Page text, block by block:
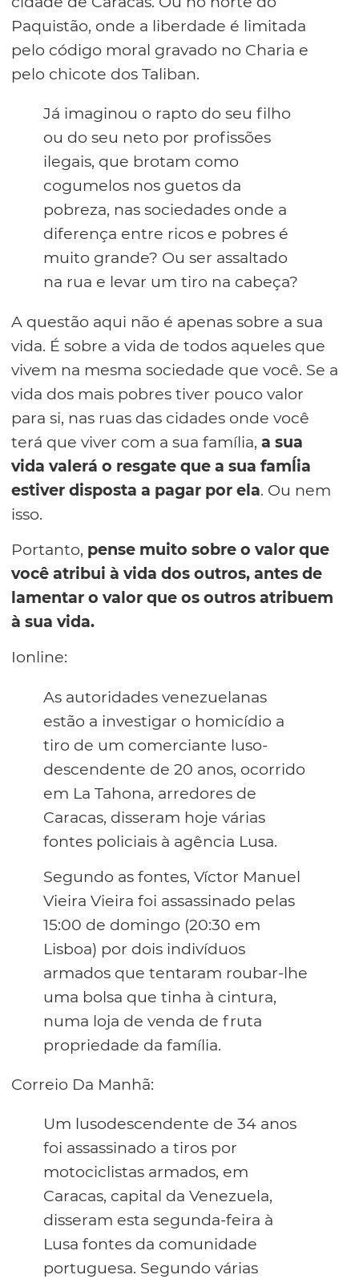
Paquistão, onde a liberdade é limitada
pelo código moral gravado no Charia e
pelo chicote dos Taliban.
Já imaginou o rapto do seu filho
ou do seu neto por profissões
ilegais, que brotam como
cogumelos nos guetos da
pobreza, nas sociedades onde a
diferença entre ricos e pobres é
muito grande? Ou ser assaltado
na rua e levar um tiro na cabeça?
A questão aqui não é apenas sobre a sua
vida. É sobre a vida de todos aqueles que
vivem na mesma sociedade que você. Se a
vida dos mais pobres tiver pouco valor
para si, nas ruas das cidades onde você
terá que viver com a sua família, a sua
vida valerá o resgate que a sua famĺia
estiver disposta a pagar por ela. Ou nem
isso.
Portanto, pense muito sobre o valor que
você atribui à vida dos outros, antes de
lamentar o valor que os outros atribuem
à sua vida.
Ionline:
As autoridades venezuelanas
estão a investigar o homicídio a
tiro de um comerciante luso-
descendente de 20 anos, ocorrido
em La Tahona, arredores de
Caracas, disseram hoje várias
fontes policiais à agência Lusa.
Segundo as fontes, Víctor Manuel
Vieira Vieira foi assassinado pelas
15:00 de domingo (20:30 em
Lisboa) por dois indivíduos
armados que tentaram roubar-lhe
uma bolsa que tinha à cintura,
numa loja de venda de fruta
propriedade da família.
Correio Da Manhã:
Um lusodescendente de 34 anos
foi assassinado a tiros por
motociclistas armados, em
Caracas, capital da Venezuela,
disseram esta segunda-feira à
Lusa fontes da comunidade
portuguesa. Segundo várias